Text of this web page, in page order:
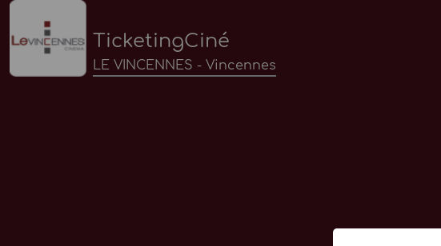
TicketingCiné
LE VINCENNES - Vincennes